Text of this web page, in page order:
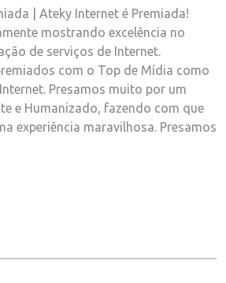
| Ateky Internet é Premiada!
mostrando excelência no
de serviços de Internet.
com o Top de Mídia como
Presamos muito por um
e Humanizado, fazendo com que
experiência maravilhosa. Presamos